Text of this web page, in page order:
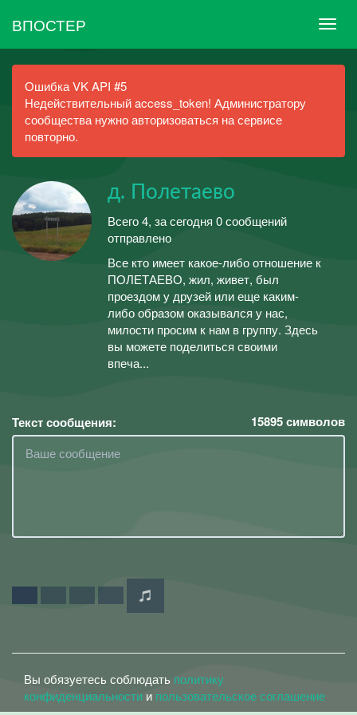
ВПОСТЕР
Ошибка VK API #5
Недействительный access_token! Администратору
сообщества нужно авторизоваться на сервисе
повторно.
д. Полетаево
Всего 4, за сегодня 0 сообщений
отправлено
Все кто имеет какое-либо отношение к
ПОЛЕТАЕВО, жил, живет, был
проездом у друзей или еще каким-
либо образом оказывался у нас,
милости просим к нам в группу. Здесь
вы можете поделиться своими
впеча...
Текст сообщения: 15895символов
Вы обязуетесь соблюдать политику
конфиденциальности и пользовательское соглашение